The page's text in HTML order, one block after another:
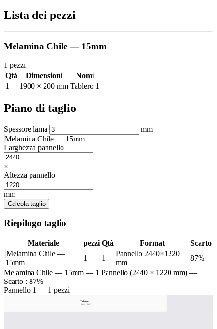
Lista dei pezzi
Melamina Chile — 15mm
1 pezzi
Qtà
Dimensioni
Nomi
1
1900 × 200 mm Tablero 1
Piano di taglio
Spessore lama
mm
Melamina Chile — 15mm
Larghezza pannello
×
Altezza pannello
mm
Calcola taglio
Riepilogo taglio
Materiale pezzi Qtà Format
Scarto
Melamina Chile —
15mm
1 1
Pannello 2440×1220
mm
87%
Melamina Chile — 15mm — 1 Pannello (2440 × 1220 mm) —
Scarto : 87%
Pannello 1 — 1 pezzi
Tablero 1
1900×200